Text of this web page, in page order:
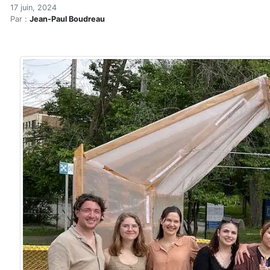
Accueil
Articles
La serre en bois, une
17 juin, 2024
Par : Jean-Paul Boudreau